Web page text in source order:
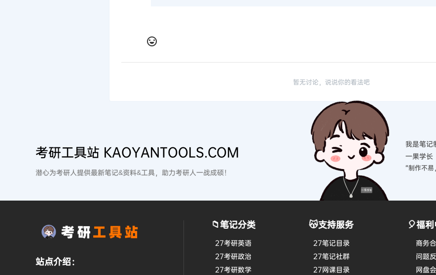
暂无讨论，说说你的看法吧
考研工具站 KAOYANTOOLS.COM
潜心为考研人提供最新笔记&资料&工具，助力考研人一战成硕！
我是笔记
一果学长
“制作不易
站点介绍：
📁笔记分类
27考研英语
27考研政治
27考研数学
😽支持服务
27笔记目录
27笔记社群
27网课目录
🎈福
商务
问题
网盘